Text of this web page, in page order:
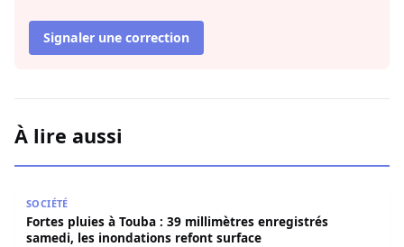
Signaler une correction
À lire aussi
SOCIÉTÉ
Fortes pluies à Touba : 39 millimètres enregistrés
samedi, les inondations refont surface